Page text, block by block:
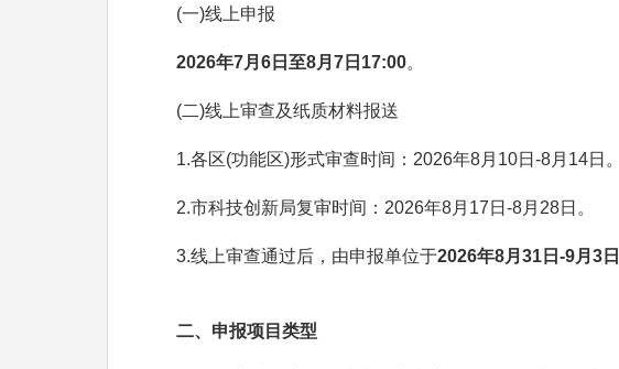
(一)线上申报
2026年7月6日至8月7日17:00。
(二)线上审查及纸质材料报送
1.各区(功能区)形式审查时间：2026年8月10日-8月14日。
2.市科技创新局复审时间：2026年8月17日-8月28日。
3.线上审查通过后，由申报单位于2026年8月31日-9月3日
二、申报项目类型